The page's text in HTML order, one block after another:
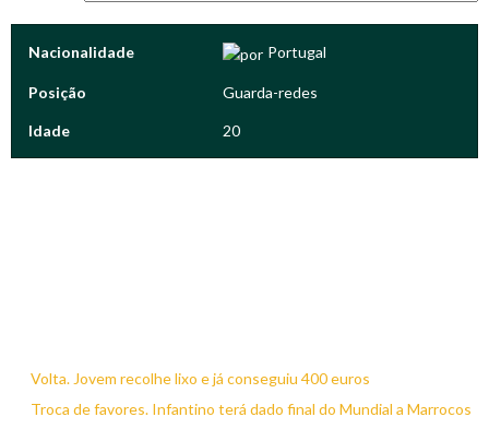
Nacionalidade Portugal
Posição Guarda-redes
Idade 20
Volta. Jovem recolhe lixo e já conseguiu 400 euros
Troca de favores. Infantino terá dado final do Mundial a Marrocos